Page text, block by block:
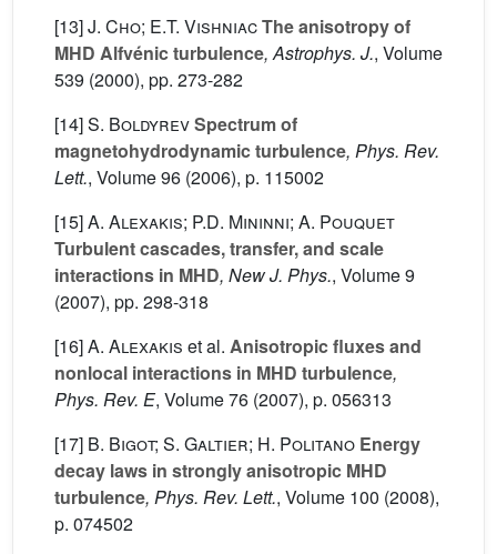
[13]J. Cho; E.T. VishniacThe anisotropy of
MHD Alfvénic turbulence, Astrophys. J., Volume
539 (2000), pp. 273-282
[14]S. BoldyrevSpectrum of
magnetohydrodynamic turbulence, Phys. Rev.
Lett., Volume 96 (2006), p. 115002
[15]A. Alexakis; P.D. Mininni; A. Pouquet
Turbulent cascades, transfer, and scale
interactions in MHD, New J. Phys., Volume 9
(2007), pp. 298-318
[16]A. Alexakis et al. Anisotropic fluxes and
nonlocal interactions in MHD turbulence,
Phys. Rev. E, Volume 76 (2007), p. 056313
[17] B. Bigot; S. Galtier; H. Politano Energy
decay laws in strongly anisotropic MHD
turbulence, Phys. Rev. Lett., Volume 100 (2008),
p. 074502